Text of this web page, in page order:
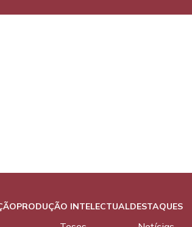
PRODUÇÃO INTELECTUALDESTAQUES